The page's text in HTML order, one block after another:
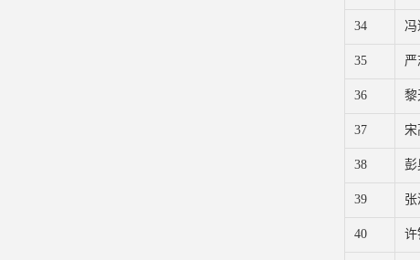
34 冯
35 严
36 黎
37
38 彭
39
40 许